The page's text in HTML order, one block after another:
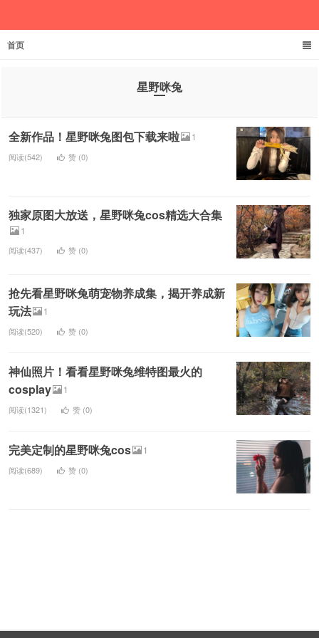
首页
星野咪兔
全新作品！星野咪兔图包下载来啦 1
阅读(542) 赞 (0)
独家原图大放送，星野咪兔cos精选大合集
1
阅读(437) 赞 (0)
抢先看星野咪兔萌宠物养成集，揭开养成新
玩法
1
阅读(520) 赞 (0)
神仙照片！看看星野咪兔维特图最火的
cosplay
1
阅读(1321) 赞 (0)
完美定制的星野咪兔cos 1
阅读(689) 赞 (0)